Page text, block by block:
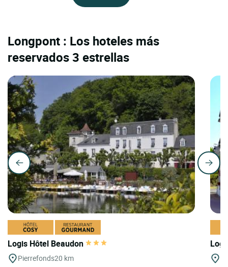
Longpont : Los hoteles más
reservados 3 estrellas
Logis Hôtel Beaudon
Pierrefonds20 km